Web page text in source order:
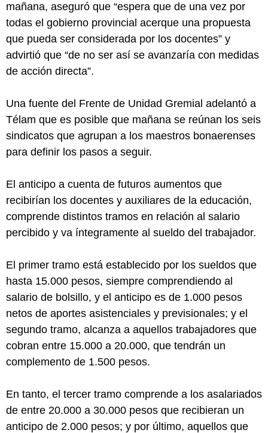
mañana, aseguró que “espera que de una vez por
todas el gobierno provincial acerque una propuesta
que pueda ser considerada por los docentes” y
advirtió que “de no ser así se avanzaría con medidas
de acción directa”.
Una fuente del Frente de Unidad Gremial adelantó a
Télam que es posible que mañana se reúnan los seis
sindicatos que agrupan a los maestros bonaerenses
para definir los pasos a seguir.
El anticipo a cuenta de futuros aumentos que
recibirían los docentes y auxiliares de la educación,
comprende distintos tramos en relación al salario
percibido y va íntegramente al sueldo del trabajador.
El primer tramo está establecido por los sueldos que
hasta 15.000 pesos, siempre comprendiendo al
salario de bolsillo, y el anticipo es de 1.000 pesos
netos de aportes asistenciales y previsionales; y el
segundo tramo, alcanza a aquellos trabajadores que
cobran entre 15.000 a 20.000, que tendrán un
complemento de 1.500 pesos.
En tanto, el tercer tramo comprende a los asalariados
de entre 20.000 a 30.000 pesos que recibieran un
anticipo de 2.000 pesos; y por último, aquellos que